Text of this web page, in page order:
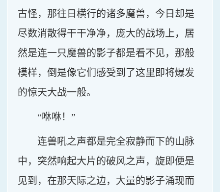
古怪，那往日横行的诸多魔兽，今日却是
尽数消散得干干净净，庞大的战场上，居
然是连一只魔兽的影子都是看不见，那般
模样，倒是像它们感受到了这里即将爆发
的惊天大战一般。
“咻咻！”
连兽吼之声都是完全寂静而下的山脉
中，突然响起大片的破风之声，旋即便是
见到，在那天际之边，大量的影子涌现而